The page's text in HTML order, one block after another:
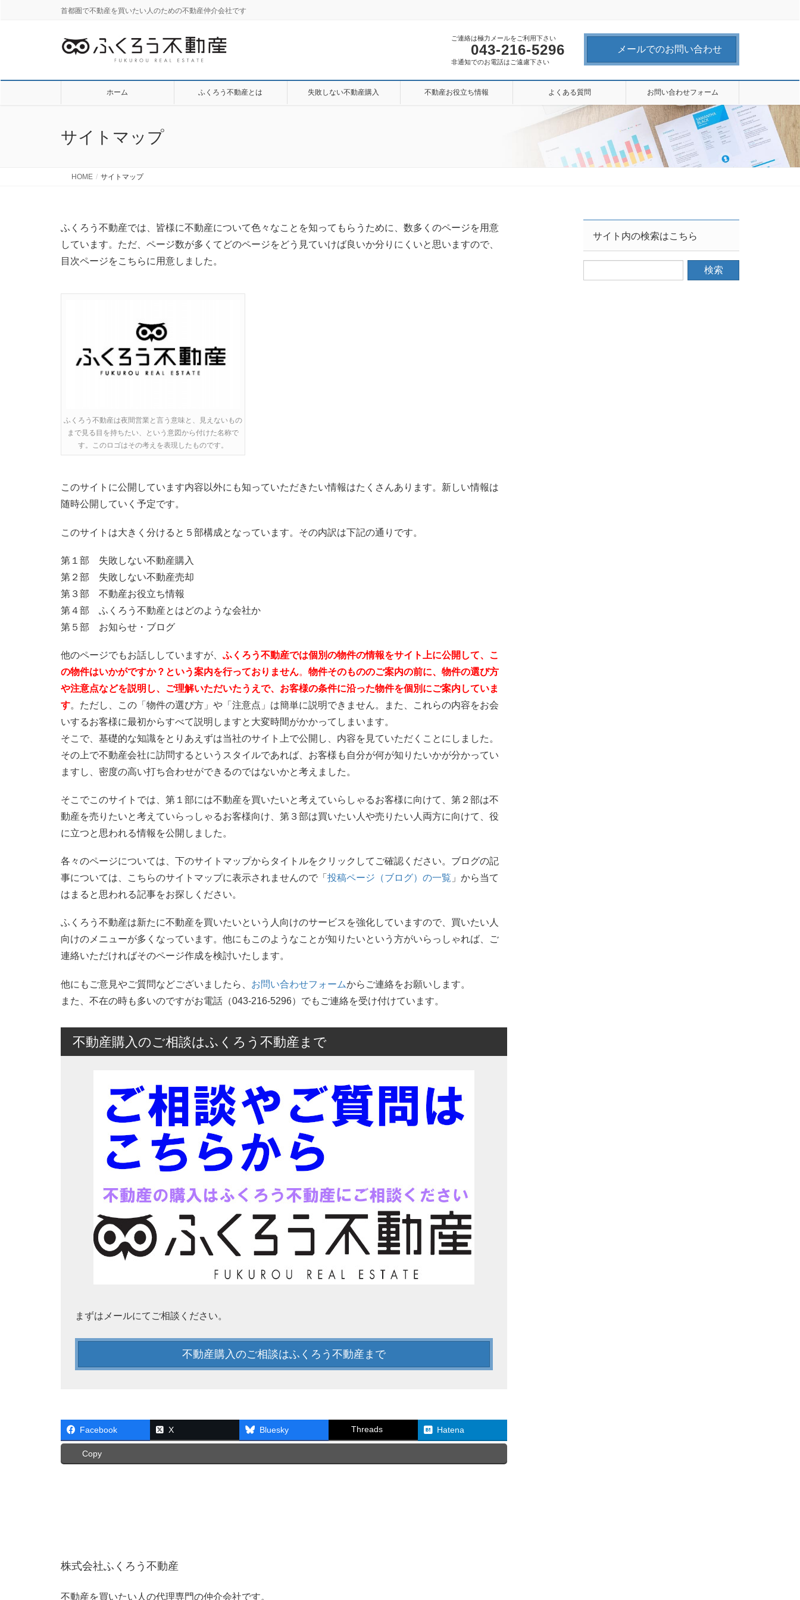
首都圏で不動産を買いたい人のための不動産仲介会社です
ご連絡は極力メールをご利用下さい
043-216-5296
非通知でのお電話はご遠慮下さい
メールでのお問い合わせ
ホーム ふくろう不動産とは 失敗しない不動産購入 不動産お役立ち情報 よくある質問 お問い合わせフォーム
サイトマップ
HOME サイトマップ
ふくろう不動産では、皆様に不動産について色々なことを知ってもらうために、数多くのページを用意
しています。ただ、ページ数が多くてどのページをどう見ていけば良いか分りにくいと思いますので、
目次ページをこちらに用意しました。
ふくろう不動産は夜間営業と言う意味と、見えないもの
まで見る目を持ちたい、という意図から付けた名称で
す。このロゴはその考えを表現したものです。
このサイトに公開しています内容以外にも知っていただきたい情報はたくさんあります。新しい情報は
随時公開していく予定です。
このサイトは大きく分けると５部構成となっています。その内訳は下記の通りです。
第１部 失敗しない不動産購入
第２部 失敗しない不動産売却
第３部 不動産お役立ち情報
第４部 ふくろう不動産とはどのような会社か
第５部 お知らせ・ブログ
他のページでもお話ししていますが、 ふくろう不動産では個別の物件の情報をサイト上に公開して、こ
の物件はいかがですか？という案内を行っておりません。 物件そのもののご案内の前に、物件の選び方
や注意点などを説明し、ご理解いただいたうえで、お客様の条件に沿った物件を個別にご案内していま
す。ただし、この「物件の選び方」や「注意点」は簡単に説明できません。また、これらの内容をお会
いするお客様に最初からすべて説明しますと大変時間がかかってしまいます。
そこで、基礎的な知識をとりあえずは当社のサイト上で公開し、内容を見ていただくことにしました。
その上で不動産会社に訪問するというスタイルであれば、お客様も自分が何が知りたいかが分かってい
ますし、密度の高い打ち合わせができるのではないかと考えました。
そこでこのサイトでは、第１部には不動産を買いたいと考えていらしゃるお客様に向けて、第２部は不
動産を売りたいと考えていらっしゃるお客様向け、第３部は買いたい人や売りたい人両方に向けて、役
に立つと思われる情報を公開しました。
各々のページについては、下のサイトマップからタイトルをクリックしてご確認ください。ブログの記
事については、こちらのサイトマップに表示されませんので「 投稿ページ（ブログ）の一覧 」から当て
はまると思われる記事をお探しください。
ふくろう不動産は新たに不動産を買いたいという人向けのサービスを強化していますので、買いたい人
向けのメニューが多くなっています。他にもこのようなことが知りたいという方がいらっしゃれば、ご
連絡いただければそのページ作成を検討いたします。
他にもご意見やご質問などございましたら、 お問い合わせフォームからご連絡をお願いします。
また、不在の時も多いのですがお電話（043-216-5296）でもご連絡を受け付けています。
不動産購入のご相談はふくろう不動産まで
まずはメールにてご相談ください。
不動産購入のご相談はふくろう不動産まで
Facebook X Bluesky Threads Hatena
Copy
サイト内の検索はこちら
株式会社ふくろう不動産
不動産を買いたい人の代理専門の仲介会社です。